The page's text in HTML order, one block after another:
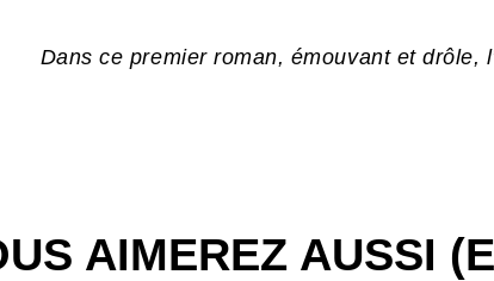
Dans ce premier roman, émouvant et drôle,
AIMEREZ AUSSI